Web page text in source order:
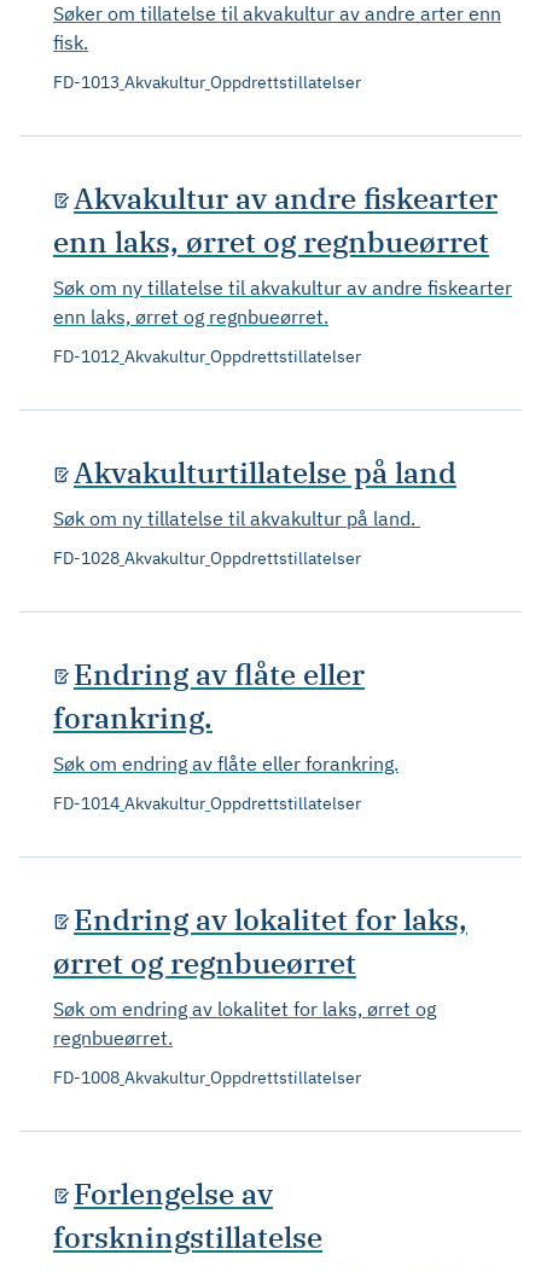
Søker om tillatelse til akvakultur av andre arter enn
fisk.
FD-1013 Akvakultur Oppdrettstillatelser
Akvakultur av andre fiskearter
enn laks, ørret og regnbueørret
Søk om ny tillatelse til akvakultur av andre fiskearter
enn laks, ørret og regnbueørret.
FD-1012 Akvakultur Oppdrettstillatelser
Akvakulturtillatelse på land
Søk om ny tillatelse til akvakultur på land.
FD-1028 Akvakultur Oppdrettstillatelser
Endring av flåte eller
forankring.
Søk om endring av flåte eller forankring.
FD-1014 Akvakultur Oppdrettstillatelser
Endring av lokalitet for laks,
ørret og regnbueørret
Søk om endring av lokalitet for laks, ørret og
regnbueørret.
FD-1008 Akvakultur Oppdrettstillatelser
Forlengelse av
forskningstillatelse